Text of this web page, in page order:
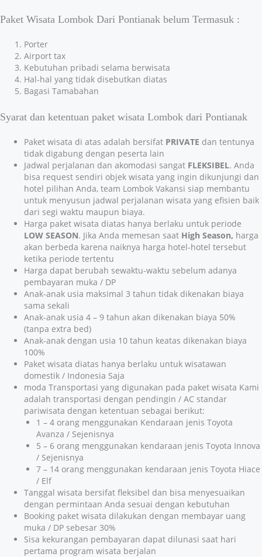
Paket Wisata Lombok Dari Pontianak belum Termasuk :
Porter
Airport tax
Kebutuhan pribadi selama berwisata
Hal-hal yang tidak disebutkan diatas
Bagasi Tamabahan
Syarat dan ketentuan paket wisata Lombok dari Pontianak
Paket wisata di atas adalah bersifat PRIVATE dan tentunya
tidak digabung dengan peserta lain
Jadwal perjalanan dan akomodasi sangat FLEKSIBEL. Anda
bisa request sendiri objek wisata yang ingin dikunjungi dan
hotel pilihan Anda, team Lombok Vakansi siap membantu
untuk menyusun jadwal perjalanan wisata yang efisien baik
dari segi waktu maupun biaya.
Harga paket wisata diatas hanya berlaku untuk periode
LOW SEASON. Jika Anda memesan saat High Season, harga
akan berbeda karena naiknya harga hotel-hotel tersebut
ketika periode tertentu
Harga dapat berubah sewaktu-waktu sebelum adanya
pembayaran muka / DP
Anak-anak usia maksimal 3 tahun tidak dikenakan biaya
sama sekali
Anak-anak usia 4 – 9 tahun akan dikenakan biaya 50%
(tanpa extra bed)
Anak-anak dengan usia 10 tahun keatas dikenakan biaya
100%
Paket wisata diatas hanya berlaku untuk wisatawan
domestik / Indonesia Saja
moda Transportasi yang digunakan pada paket wisata Kami
adalah transportasi dengan pendingin / AC standar
pariwisata dengan ketentuan sebagai berikut:
1 – 4 orang menggunakan Kendaraan jenis Toyota
Avanza / Sejenisnya
5 – 6 orang menggunakan kendaraan jenis Toyota Innova
/ Sejenisnya
7 – 14 orang menggunakan kendaraan jenis Toyota Hiace
/ Elf
Tanggal wisata bersifat fleksibel dan bisa menyesuaikan
dengan permintaan Anda sesuai dengan kebutuhan
Booking paket wisata dilakukan dengan membayar uang
muka / DP sebesar 30%
Sisa kekurangan pembayaran dapat dilunasi saat hari
pertama program wisata berjalan